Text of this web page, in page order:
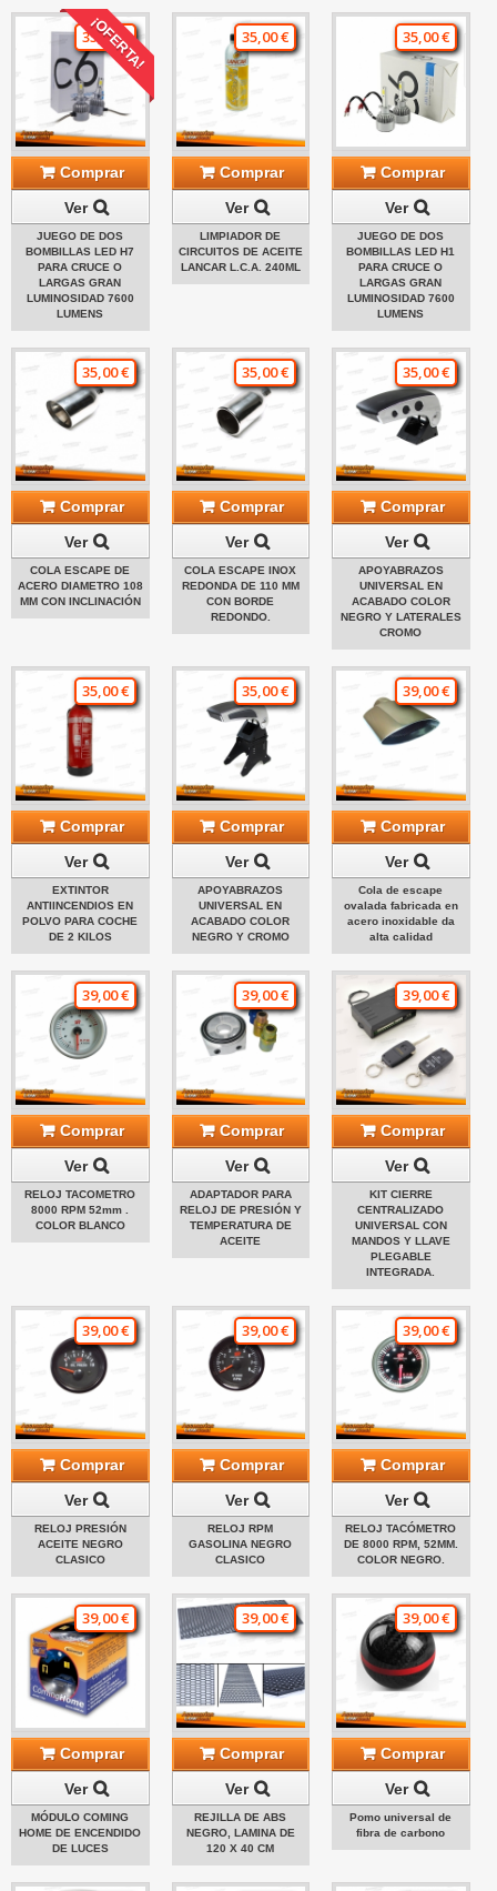
¡OFERTA!
35,00 €
Comprar
Ver
JUEGO DE DOS
BOMBILLAS LED H7
PARA CRUCE O
LARGAS GRAN
LUMINOSIDAD 7600
LUMENS
35,00 €
Comprar
Ver
LIMPIADOR DE
CIRCUITOS DE ACEITE
LANCAR L.C.A. 240ML
35,00 €
Comprar
Ver
JUEGO DE DOS
BOMBILLAS LED H1
PARA CRUCE O
LARGAS GRAN
LUMINOSIDAD 7600
LUMENS
35,00 €
Comprar
Ver
COLA ESCAPE DE
ACERO DIAMETRO 108
MM CON INCLINACIÓN
35,00 €
Comprar
Ver
COLA ESCAPE INOX
REDONDA DE 110 MM
CON BORDE
REDONDO.
35,00 €
Comprar
Ver
APOYABRAZOS
UNIVERSAL EN
ACABADO COLOR
NEGRO Y LATERALES
CROMO
35,00 €
Comprar
Ver
EXTINTOR
ANTIINCENDIOS EN
POLVO PARA COCHE
DE 2 KILOS
35,00 €
Comprar
Ver
APOYABRAZOS
UNIVERSAL EN
ACABADO COLOR
NEGRO Y CROMO
39,00 €
Comprar
Ver
Cola de escape
ovalada fabricada en
acero inoxidable da
alta calidad
39,00 €
Comprar
Ver
RELOJ TACOMETRO
8000 RPM 52mm .
COLOR BLANCO
39,00 €
Comprar
Ver
ADAPTADOR PARA
RELOJ DE PRESIÓN Y
TEMPERATURA DE
ACEITE
39,00 €
Comprar
Ver
KIT CIERRE
CENTRALIZADO
UNIVERSAL CON
MANDOS Y LLAVE
PLEGABLE
INTEGRADA.
39,00 €
Comprar
Ver
RELOJ PRESIÓN
ACEITE NEGRO
CLASICO
39,00 €
Comprar
Ver
RELOJ RPM
GASOLINA NEGRO
CLASICO
39,00 €
Comprar
Ver
RELOJ TACÓMETRO
DE 8000 RPM, 52MM.
COLOR NEGRO.
39,00 €
Comprar
Ver
MÓDULO COMING
HOME DE ENCENDIDO
DE LUCES
39,00 €
Comprar
Ver
REJILLA DE ABS
NEGRO, LAMINA DE
120 X 40 CM
39,00 €
Comprar
Ver
Pomo universal de
fibra de carbono